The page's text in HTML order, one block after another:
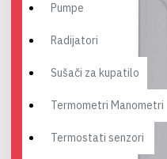
Pumpe
Radijatori
Sušači za kupatilo
Termometri Manometri
Termostati senzori